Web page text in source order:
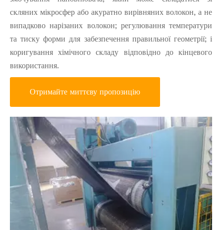
скляних мікросфер або акуратно вирівняних волокон, а не
випадково нарізаних волокон; регулювання температури
та тиску форми для забезпечення правильної геометрії; і
коригування хімічного складу відповідно до кінцевого
використання.
Отримайте миттєву пропозицію